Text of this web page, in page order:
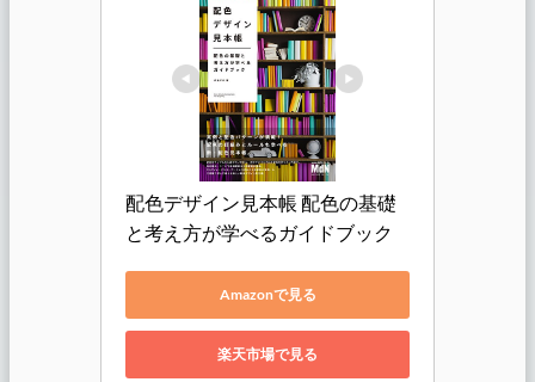
配色デザイン見本帳 配色の基礎
と考え方が学べるガイドブック
Amazonで見る
楽天市場で見る